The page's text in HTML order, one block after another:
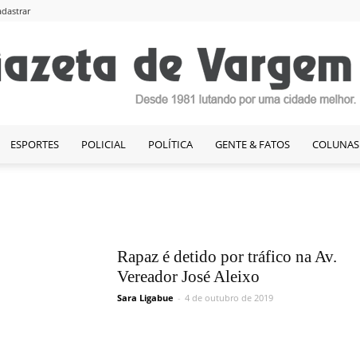
ESPORTES POLICIAL POLÍTICA GENTE & FATOS COLUNAS
Rapaz é detido por tráfico na Av.
Vereador José Aleixo
Sara Ligabue - 4 de outubro de 2019